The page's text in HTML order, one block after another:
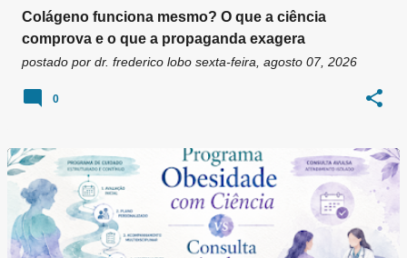
Colágeno funciona mesmo? O que a ciência
comprova e o que a propaganda exagera
postado por dr. frederico lobo sexta-feira, agosto 07, 2026
0